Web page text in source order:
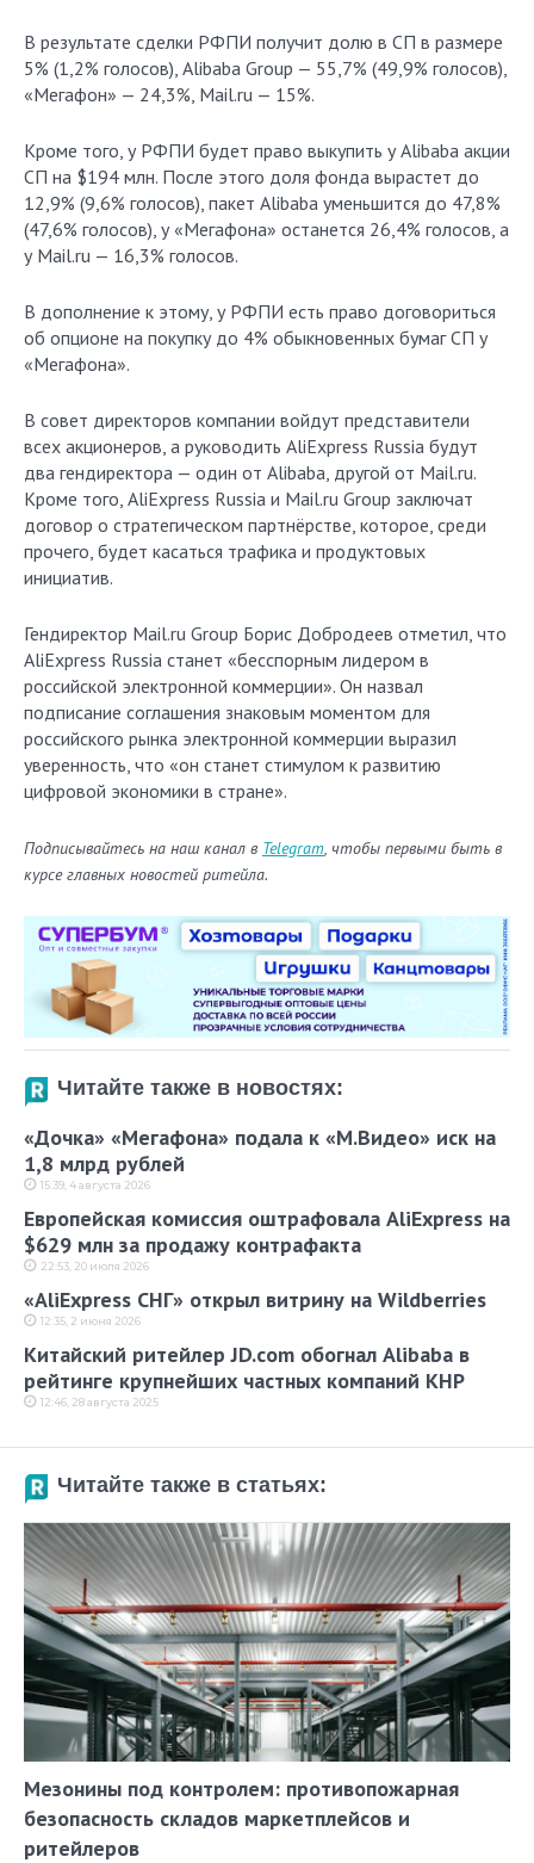
В результате сделки РФПИ получит долю в СП в размере
5% (1,2% голосов), Alibaba Group — 55,7% (49,9% голосов),
«Мегафон» — 24,3%, Mail.ru — 15%.
Кроме того, у РФПИ будет право выкупить у Alibaba акции
СП на $194 млн. После этого доля фонда вырастет до
12,9% (9,6% голосов), пакет Alibaba уменьшится до 47,8%
(47,6% голосов), у «Мегафона» останется 26,4% голосов, а
у Mail.ru — 16,3% голосов.
В дополнение к этому, у РФПИ есть право договориться
об опционе на покупку до 4% обыкновенных бумаг СП у
«Мегафона».
В совет директоров компании войдут представители
всех акционеров, а руководить AliExpress Russia будут
два гендиректора — один от Alibaba, другой от Mail.ru.
Кроме того, AliExpress Russia и Mail.ru Group заключат
договор о стратегическом партнёрстве, которое, среди
прочего, будет касаться трафика и продуктовых
инициатив.
Гендиректор Mail.ru Group Борис Добродеев отметил, что
AliExpress Russia станет «бесспорным лидером в
российской электронной коммерции». Он назвал
подписание соглашения знаковым моментом для
российского рынка электронной коммерции выразил
уверенность, что «он станет стимулом к развитию
цифровой экономики в стране».
Подписывайтесь на наш канал в Telegram, чтобы первыми быть в
курсе главных новостей ритейла.
Читайте также в новостях:
«Дочка» «Мегафона» подала к «М.Видео» иск на
1,8 млрд рублей
15:39, 4 августа 2026
Европейская комиссия оштрафовала AliExpress на
$629 млн за продажу контрафакта
22:53, 20 июля 2026
«AliExpress СНГ» открыл витрину на Wildberries
12:35, 2 июня 2026
Китайский ритейлер JD.com обогнал Alibaba в
рейтинге крупнейших частных компаний КНР
12:46, 28 августа 2025
Читайте также в статьях:
Мезонины под контролем: противопожарная
безопасность складов маркетплейсов и
ритейлеров